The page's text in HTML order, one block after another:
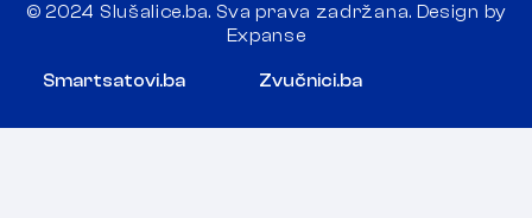
© 2024 Slušalice.ba. Sva prava zadržana. Design by
Expanse
Smartsatovi.ba Zvučnici.ba